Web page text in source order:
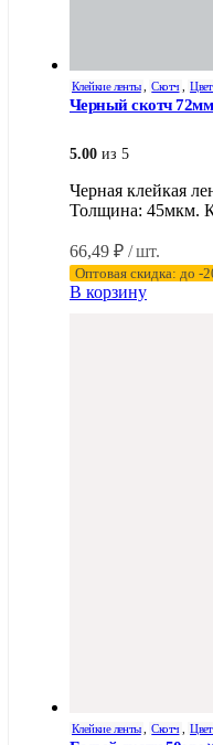
Клейкие ленты, Скотч ,
Черный скотч
5.00 из 5
Черная клейкая
Толщина: 45мкм.
66,49 ₽ / шт.
Оптовая скидка: до -
В корзину
Клейкие ленты, Скотч ,